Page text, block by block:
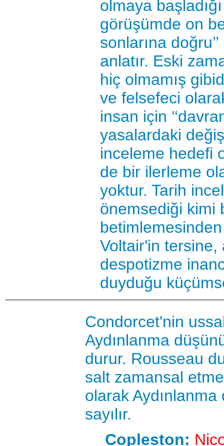
olmaya
görüşümde on
sonlarına
anlatır. Eski
hiç olmamış
ve felsefeci
insan için
yasalardaki
inceleme hedefi
de bir ilerleme
yoktur. Tarih
önemsediği kimi
Voltair'in tersine,
despotizme
duyduğu
Condorcet'nin
Aydınlanma
durur. Rousseau
salt zamansal
olarak
sayılır.
Copleston: